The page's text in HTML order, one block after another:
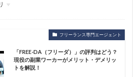
ランス基礎知識
キャリア
フリーランス専門エージェント
「FREE-DA（フリーダ）」の評判はどう？
現役の副業ワーカーがメリット・デメリッ
トを解説！